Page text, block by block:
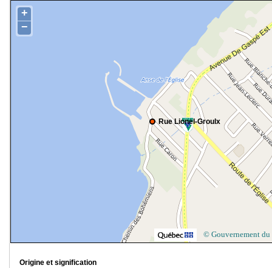
Rue Lionel-Groulx
+
−
© Gouvernement du
Origine et signification